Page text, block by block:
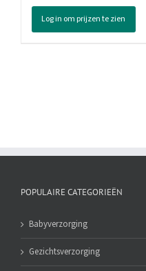
Roller
Pure
Invisible,
Log in om prijzen te zien
POPULAIRE CATEGORIEËN
Babyverzorging
Gezichtsverzorging